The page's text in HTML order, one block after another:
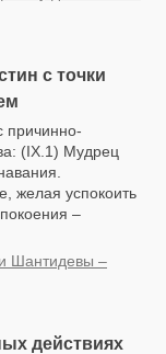
с точки
причинно-
(IX.1) Мудрец
желая успокоить
–
Шантидевы –
действиях